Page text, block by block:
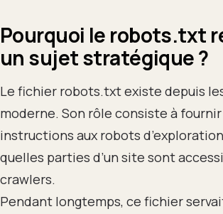
Pourquoi le robots.txt
un sujet stratégique?
Le fichier robots.txt existe depuis
moderne. Son rôle consiste à
instructions aux robots
quelles parties d’un site sont
crawlers.
Pendant longtemps, ce fichier